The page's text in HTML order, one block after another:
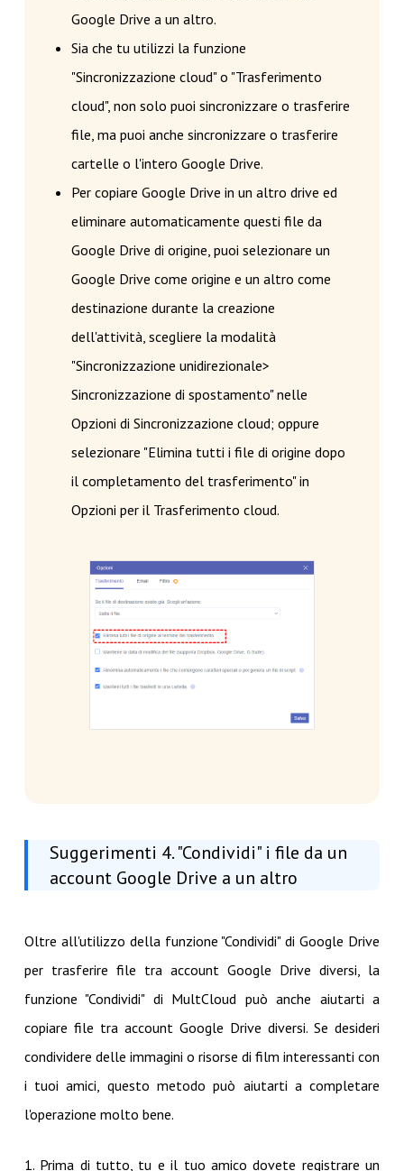
Google Drive a un altro.
Sia che tu utilizzi la funzione
"Sincronizzazione cloud" o "Trasferimento
cloud", non solo puoi sincronizzare o trasferire
file, ma puoi anche sincronizzare o trasferire
cartelle o l'intero Google Drive.
Per copiare Google Drive in un altro drive ed
eliminare automaticamente questi file da
Google Drive di origine, puoi selezionare un
Google Drive come origine e un altro come
destinazione durante la creazione
dell'attività, scegliere la modalità
"Sincronizzazione unidirezionale>
Sincronizzazione di spostamento" nelle
Opzioni di Sincronizzazione cloud; oppure
selezionare "Elimina tutti i file di origine dopo
il completamento del trasferimento" in
Opzioni per il Trasferimento cloud.
Suggerimenti 4. "Condividi" i file da un
account Google Drive a un altro
Oltre all'utilizzo della funzione "Condividi" di Google Drive
per trasferire file tra account Google Drive diversi, la
funzione "Condividi" di MultCloud può anche aiutarti a
copiare file tra account Google Drive diversi. Se desideri
condividere delle immagini o risorse di film interessanti con
i tuoi amici, questo metodo può aiutarti a completare
l'operazione molto bene.
1. Prima di tutto, tu e il tuo amico dovete registrare un